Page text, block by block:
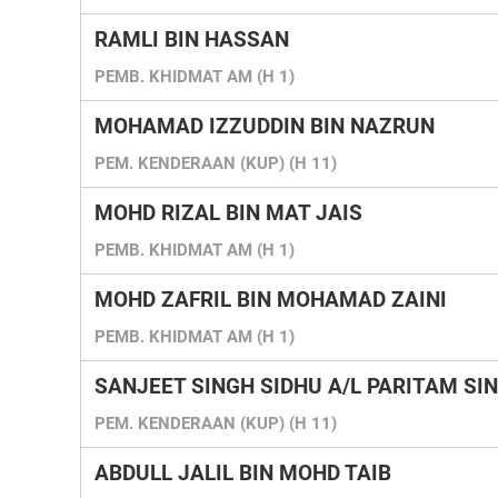
RAMLI BIN HASSAN
PEMB. KHIDMAT AM (H 1)
MOHAMAD IZZUDDIN BIN NAZRUN
PEM. KENDERAAN (KUP) (H 11)
MOHD RIZAL BIN MAT JAIS
PEMB. KHIDMAT AM (H 1)
MOHD ZAFRIL BIN MOHAMAD ZAINI
PEMB. KHIDMAT AM (H 1)
SANJEET SINGH SIDHU A/L PARITAM
PEM. KENDERAAN (KUP) (H 11)
ABDULL JALIL BIN MOHD TAIB